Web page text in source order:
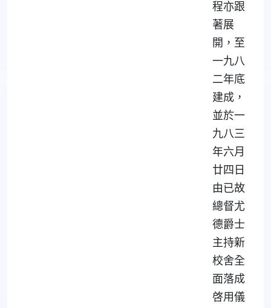
程亦跟
著展
開，至
一九八
二年底
建成，
並於一
九八三
年六月
廿四日
由已故
總督尤
德爵士
主持新
校舍全
面落成
啓用儀